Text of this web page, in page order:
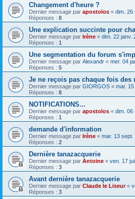
Changement d'heure ?
Dernier message par apostolos « dim. 26
Réponses : 8
Une explication succinte pour
Dernier message par Irène « dim. 22 janv.
Réponses : 1
Une segmentation du forum
Dernier message par Alexandr « mer. 04
Réponses : 5
Je ne reçois pas chaque fois des
Dernier message par GIORGOS « mar.
Réponses : 8
NOTIFICATIONS...
Dernier message par apostolos « dim. 06
Réponses : 1
demande d'information
Dernier message par Irène « mar. 13 sept.
Réponses : 2
Dernière tanazacquerie
Dernier message par Antoine « ven. 17
Réponses : 3
Avant dernière tanazacquerie
Dernier message par Claude le Liseur«
Réponses : 3